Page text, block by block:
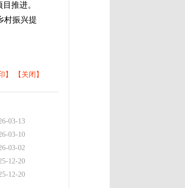
推进。
村振兴提
】 【关闭】
03-13
03-10
03-02
12-20
12-20